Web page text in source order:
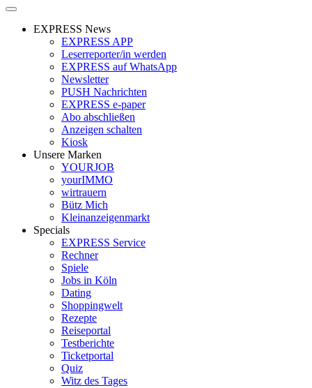
EXPRESS News
EXPRESS APP
Leserreporter/in werden
EXPRESS auf WhatsApp
Newsletter
PUSH Nachrichten
EXPRESS e-paper
Abo abschließen
Anzeigen schalten
Kiosk
Unsere Marken
YOURJOB
yourIMMO
wirtrauern
Bütz Mich
Kleinanzeigenmarkt
Specials
EXPRESS Service
Rechner
Spiele
Jobs in Köln
Dating
Shoppingwelt
Rezepte
Reiseportal
Testberichte
Ticketportal
Quiz
Witz des Tages